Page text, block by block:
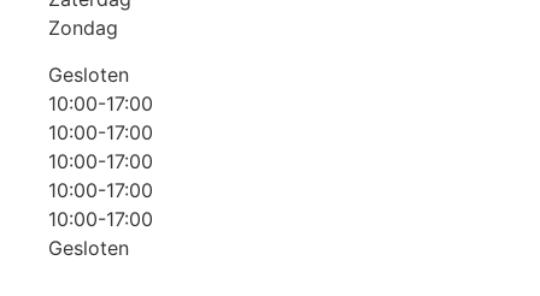
Zondag
Gesloten
10:00-17:00
10:00-17:00
10:00-17:00
10:00-17:00
10:00-17:00
Gesloten